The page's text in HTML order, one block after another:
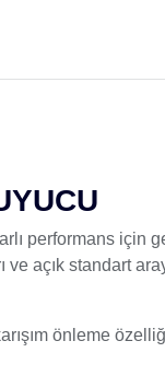
performans için
açık standart
önleme